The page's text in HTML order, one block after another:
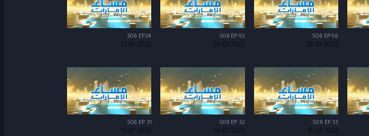
S06 EP-56
26-07-2022
S06 EP-55
25-07-2022
S06 EP24
21-07-2022
S06 EP 33
15-07-2022
S06 EP 32
14-07-2022
S06 EP 31
13-07-2022